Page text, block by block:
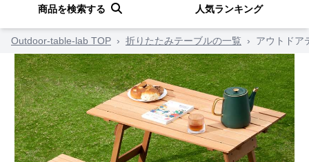
商品を検索する 人気ランキング
Outdoor-table-lab TOP › 折りたたみテーブルの一覧 › アウトドア